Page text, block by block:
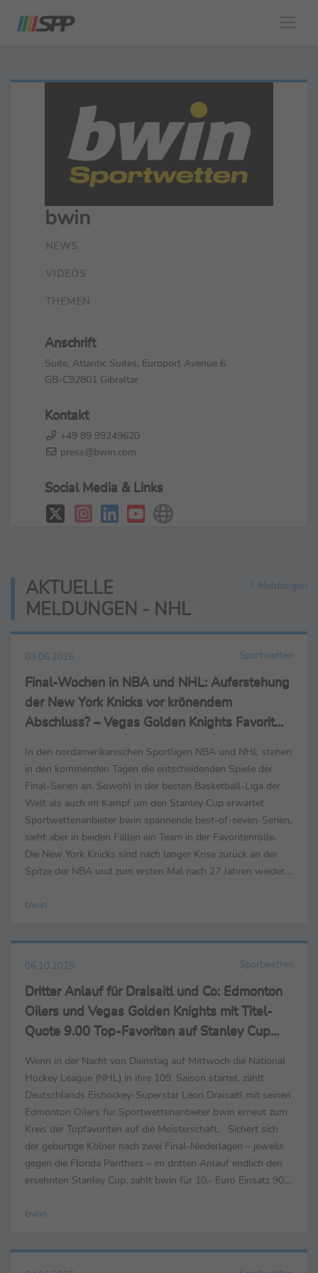
bwin
NEWS
VIDEOS
THEMEN
Anschrift
Suite, Atlantic Suites, Europort Avenue 6
GB-C92801 Gibraltar
Kontakt
+49 89 99249620
press@bwin.com
Social Media & Links
AKTUELLE
MELDUNGEN - NHL
7 Meldungen
03.06.2026 Sportwetten
Final-Wochen in NBA und NHL: Auferstehung
der New York Knicks vor krönendem
Abschluss? – Vegas Golden Knights Favorit
In den nordamerikanischen Sportligen NBA und NHL stehen
in den kommenden Tagen die entscheidenden Spiele der
Final-Serien an. Sowohl in der besten Basketball-Liga der
Welt als auch im Kampf um den Stanley Cup erwartet
Sportwettenanbieter bwin spannende best-of-seven-Serien,
sieht aber in beiden Fällen ein Team in der Favoritenrolle.
Die New York Knicks sind nach langer Krise zurück an der
Spitze der NBA und zum ersten Mal nach 27 Jahren wieder
bwin
06.10.2025 Sportwetten
Dritter Anlauf für Draisaitl und Co: Edmonton
Oilers und Vegas Golden Knights mit Titel-
Quote 9.00 Top-Favoriten auf Stanley Cup
Wenn in der Nacht von Dienstag auf Mittwoch die National
Hockey League (NHL) in ihre 109. Saison startet, zählt
Deutschlands Eishockey-Superstar Leon Draisaitl mit seinen
Edmonton Oilers für Sportwettenanbieter bwin erneut zum
Kreis der Topfavoriten auf die Meisterschaft. Sichert sich
der gebürtige Kölner nach zwei Final-Niederlagen – jeweils
gegen die Florida Panthers – im dritten Anlauf endlich den
ersehnten Stanley Cup, zahlt bwin für 10,- Euro Einsatz 90,-
bwin